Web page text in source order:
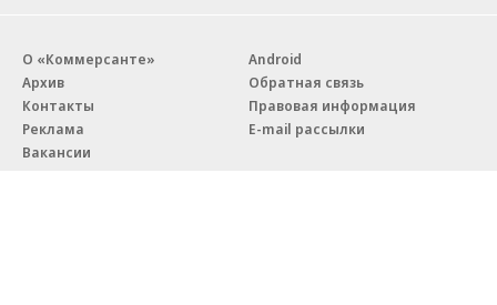
О «Коммерсанте»
Архив
Контакты
Реклама
Вакансии
Android
Обратная связь
Правовая информация
E-mail рассылки